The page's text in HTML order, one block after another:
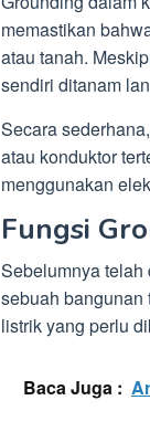
memastikan
atau tanah.
sendiri ditanam
Secara
atau konduktor
menggunakan
Fungsi
Sebelumnya
sebuah bangunan
listrik yang perlu
Baca Juga :